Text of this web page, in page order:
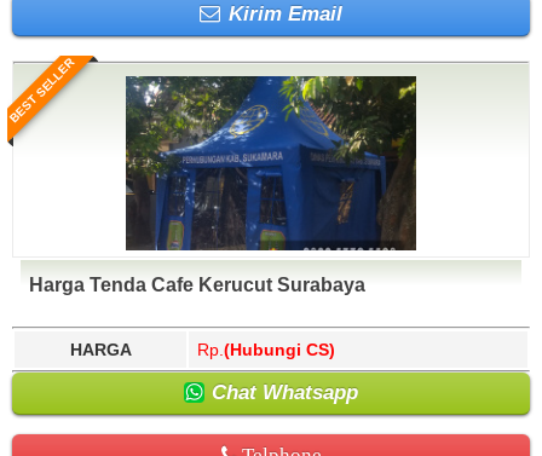
Kirim Email
BEST SELLER
Harga Tenda Cafe Kerucut Surabaya
HARGA Rp. (Hubungi CS)
Chat Whatsapp